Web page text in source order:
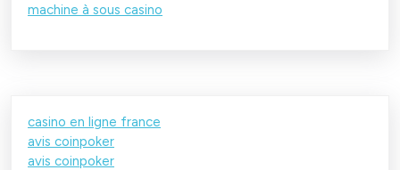
machine à sous casino
casino en ligne france
avis coinpoker
avis coinpoker